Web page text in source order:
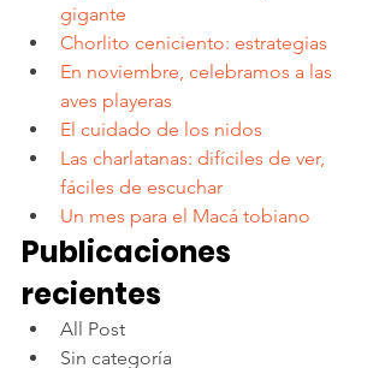
gigante
Chorlito ceniciento: estrategias
En noviembre, celebramos a las
aves playeras
El cuidado de los nidos
Las charlatanas: difíciles de ver,
fáciles de escuchar
Un mes para el Macá tobiano
Publicaciones
recientes
All Post
Sin categoría